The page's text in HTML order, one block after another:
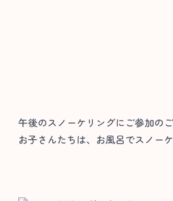
午後のスノーケリングにご参加の
お子さんたちは、お風呂でスノー